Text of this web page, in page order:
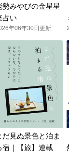
勢みやびの金星星
占い
年06年30日更新
だ見ぬ景色と泊ま
宿｜【旅】連載